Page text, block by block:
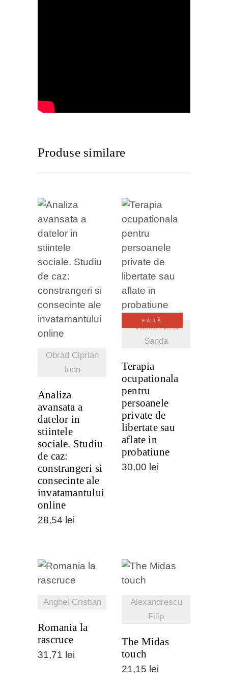
Produse similare
Obrad Ciprian
Ioan
VEZI
DETALII
Analiza
avansata a
datelor in
stiintele
sociale. Studiu
de caz:
constrangeri si
consecinte ale
invatamantului
online
28,54 lei
FĂRĂ
STOC
Vasile Alina
Sanda
VEZI
DETALII
Terapia
ocupationala
pentru
persoanele
private de
libertate sau
aflate in
probatiune
30,00 lei
Anghel Cristian
Romania la
rascruce
31,71 lei
Alexandrescu
Filip
VEZI
DETALII
The Midas
touch
21,15 lei